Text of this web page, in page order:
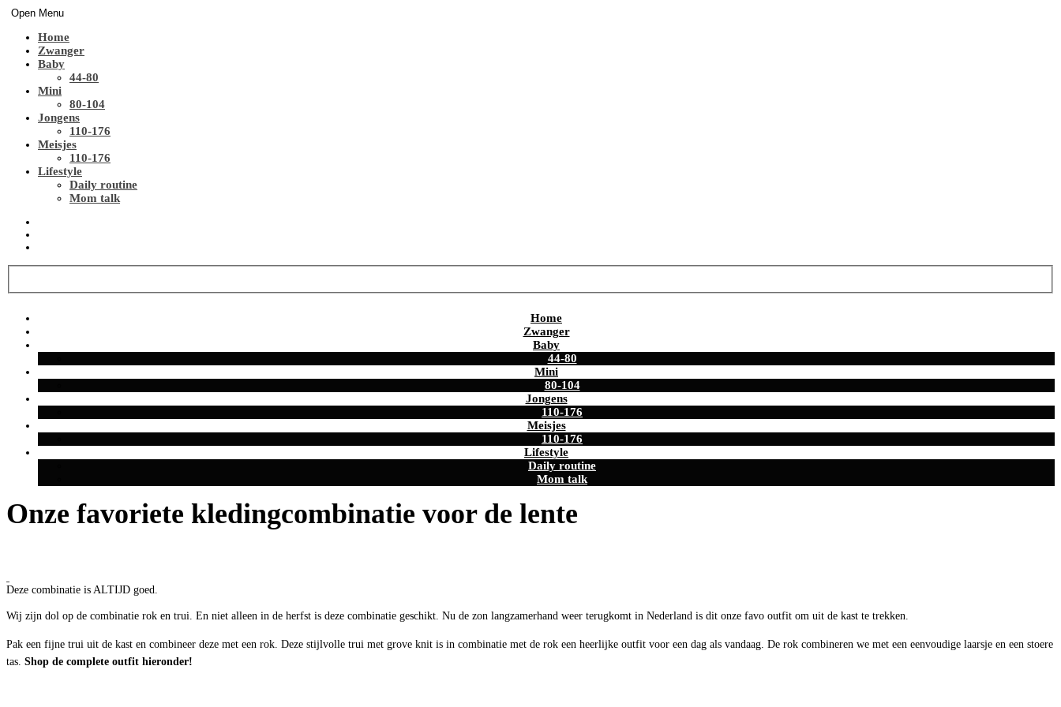
Open Menu
Home
Zwanger
Baby
44-80
Mini
80-104
Jongens
110-176
Meisjes
110-176
Lifestyle
Daily routine
Mom talk
Home
Zwanger
Baby
44-80
Mini
80-104
Jongens
110-176
Meisjes
110-176
Lifestyle
Daily routine
Mom talk
Onze favoriete kledingcombinatie voor de lente
Deze combinatie is ALTIJD goed.
Wij zijn dol op de combinatie rok en trui. En niet alleen in de herfst is deze combinatie geschikt. Nu de zon langzamerhand weer terugkomt in Nederland is dit onze favo outfit om uit de kast te trekken.
Pak een fijne trui uit de kast en combineer deze met een rok. Deze stijlvolle trui met grove knit is in combinatie met de rok een heerlijke outfit voor een dag als vandaag. De rok combineren we met een eenvoudige laarsje en een stoere
tas. Shop de complete outfit hieronder!